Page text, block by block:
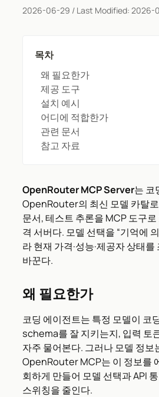
2026-06-29 / Last Modified: 2026-
목차
왜 필요한가
제공 도구
설치 예시
어디에 적합한가
관련 문서
참고 자료
OpenRouter MCP Server는 코
OpenRouter의 최신 모델 카탈
문서, 테스트 추론을 MCP 도구
격 서버다. 모델 선택을 “기억에
라 현재 가격·성능·제공자 상태
바꾼다.
왜 필요한가
코딩 에이전트는 특정 모델이 코
schema를 잘 지키는지, 입력 토
자주 물어본다. 그러나 모델 정보
OpenRouter MCP는 이 정보를
회하게 만들어 모델 선택과 API
스위칭을 줄인다.